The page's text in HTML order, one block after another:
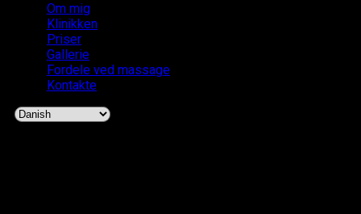
Om mig
Klinikken
Priser
Gallerie
Fordele ved massage
Kontakte